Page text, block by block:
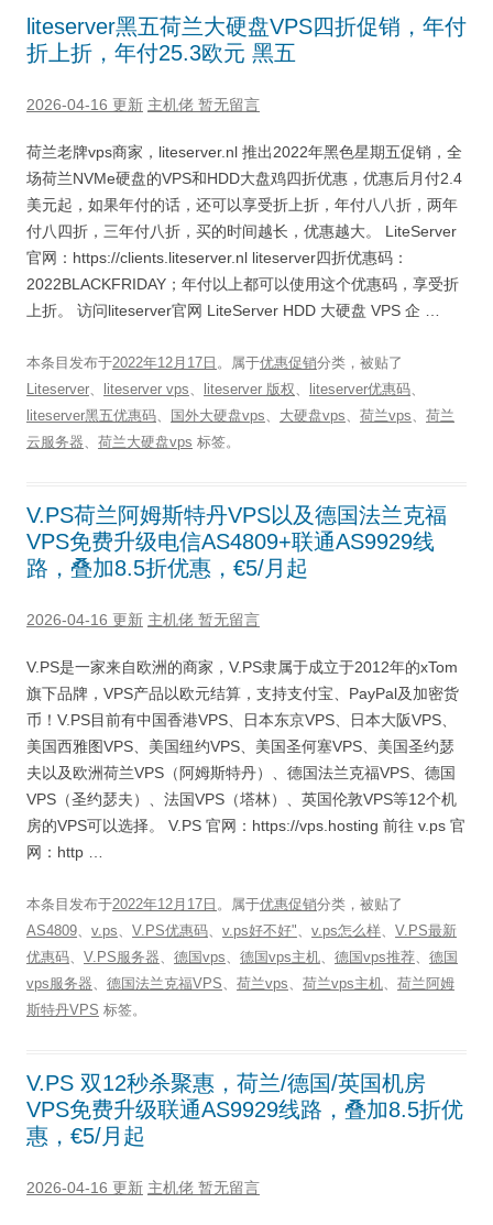
liteserver黑五荷兰大硬盘VPS四折促销，年付
折上折，年付25.3欧元 黑五
2026-04-16 更新 主机佬 暂无留言
荷兰老牌vps商家，liteserver.nl 推出2022年黑色星期五促销，全
场荷兰NVMe硬盘的VPS和HDD大盘鸡四折优惠，优惠后月付2.4
美元起，如果年付的话，还可以享受折上折，年付八八折，两年
付八四折，三年付八折，买的时间越长，优惠越大。 LiteServer
官网：https://clients.liteserver.nl liteserver四折优惠码：
2022BLACKFRIDAY；年付以上都可以使用这个优惠码，享受折
上折。 访问liteserver官网 LiteServer HDD 大硬盘 VPS 企 …
本条目发布于2022年12月17日 。属于优惠促销分类，被贴了
Liteserver、 liteserver vps、 liteserver 版权、 liteserver优惠码、
liteserver黑五优惠码、 国外大硬盘vps、 大硬盘vps、 荷兰vps、 荷兰
云服务器、 荷兰大硬盘vps 标签。
V.PS荷兰阿姆斯特丹VPS以及德国法兰克福
VPS免费升级电信AS4809+联通AS9929线
路，叠加8.5折优惠，€5/月起
2026-04-16 更新 主机佬 暂无留言
V.PS是一家来自欧洲的商家，V.PS隶属于成立于2012年的xTom
旗下品牌，VPS产品以欧元结算，支持支付宝、PayPal及加密货
币！V.PS目前有中国香港VPS、日本东京VPS、日本大阪VPS、
美国西雅图VPS、美国纽约VPS、美国圣何塞VPS、美国圣约瑟
夫以及欧洲荷兰VPS（阿姆斯特丹）、德国法兰克福VPS、德国
VPS（圣约瑟夫）、法国VPS（塔林）、英国伦敦VPS等12个机
房的VPS可以选择。 V.PS 官网：https://vps.hosting 前往 v.ps 官
网：http …
本条目发布于2022年12月17日 。属于优惠促销分类，被贴了
AS4809、 v.ps、 V.PS优惠码、 v.ps好不好"、 v.ps怎么样、 V.PS最新
优惠码、 V.PS服务器、 德国vps、 德国vps主机、 德国vps推荐、 德国
vps服务器、 德国法兰克福VPS、 荷兰vps、 荷兰vps主机、 荷兰阿姆
斯特丹VPS 标签。
V.PS 双12秒杀聚惠，荷兰/德国/英国机房
VPS免费升级联通AS9929线路，叠加8.5折优
惠，€5/月起
2026-04-16 更新 主机佬 暂无留言